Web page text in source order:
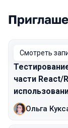
Смотреть
части React/
Ольга